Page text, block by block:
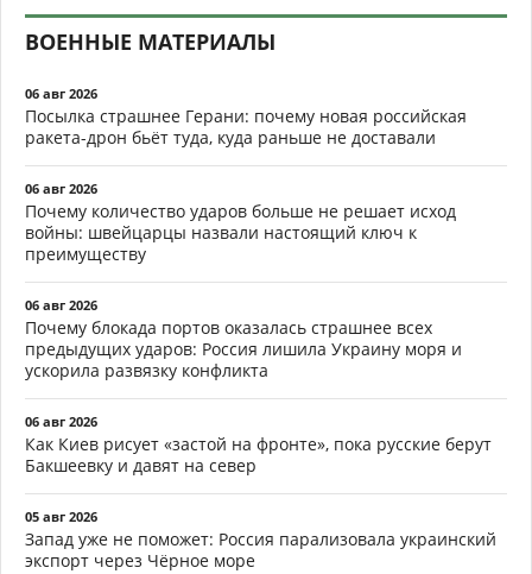
ВОЕННЫЕ МАТЕРИАЛЫ
06 авг 2026
Посылка страшнее Герани: почему новая российская
ракета-дрон бьёт туда, куда раньше не доставали
06 авг 2026
Почему количество ударов больше не решает исход
войны: швейцарцы назвали настоящий ключ к
преимуществу
06 авг 2026
Почему блокада портов оказалась страшнее всех
предыдущих ударов: Россия лишила Украину моря и
ускорила развязку конфликта
06 авг 2026
Как Киев рисует «застой на фронте», пока русские берут
Бакшеевку и давят на север
05 авг 2026
Запад уже не поможет: Россия парализовала украинский
экспорт через Чёрное море